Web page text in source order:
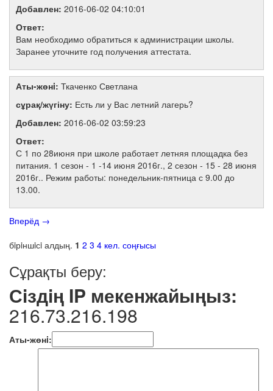
Добавлен: 2016-06-02 04:10:01
Ответ:
Вам необходимо обратиться к администрации школы.
Заранее уточните год получения аттестата.
Аты-жөнi: Ткаченко Светлана
сұрақ/жүгіну: Есть ли у Вас летний лагерь?
Добавлен: 2016-06-02 03:59:23
Ответ:
С 1 по 28июня при школе работает летняя площадка без
питания. 1 сезон - 1 -14 июня 2016г., 2 сезон - 15 - 28 июня
2016г.. Режим работы: понедельник-пятница с 9.00 до
13.00.
Вперёд →
бiрiншiсi алдың. 1 2 3 4 кел. соңғысы
Сұрақты беру:
Сiздiң IP мекенжайыңыз:
216.73.216.198
Аты-жөнi: